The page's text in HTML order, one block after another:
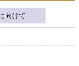
向けて